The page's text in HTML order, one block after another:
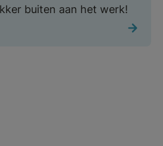
buiten aan het werk!